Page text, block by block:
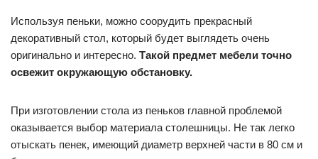
Используя пеньки, можно соорудить прекрасный
декоративный стол, который будет выглядеть очень
оригинально и интересно. Такой предмет мебели точно
освежит окружающую обстановку.
При изготовлении стола из пеньков главной проблемой
оказывается выбор материала столешницы. Не так легко
отыскать пенек, имеющий диаметр верхней части в 80 см и